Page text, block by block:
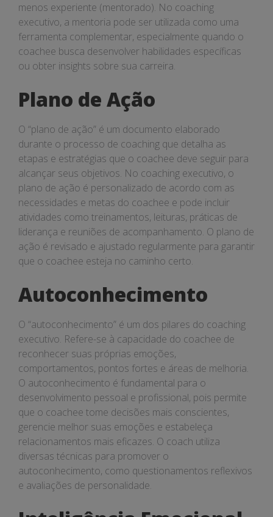
menos experiente (mentorado). No coaching
executivo, a mentoria pode ser utilizada como uma
ferramenta complementar, especialmente quando o
coachee busca desenvolver habilidades específicas
ou obter insights sobre sua carreira.
Plano de Ação
O “plano de ação” é um documento elaborado
durante o processo de coaching que detalha as
etapas e estratégias que o coachee deve seguir para
alcançar seus objetivos. No coaching executivo, o
plano de ação é personalizado de acordo com as
necessidades e metas do coachee e pode incluir
atividades como treinamentos, leituras, práticas de
liderança e reuniões de acompanhamento. O plano de
ação é revisado e ajustado regularmente para garantir
que o coachee esteja no caminho certo.
Autoconhecimento
O “autoconhecimento” é um dos pilares do coaching
executivo. Refere-se à capacidade do coachee de
reconhecer suas próprias emoções,
comportamentos, pontos fortes e áreas de melhoria.
O autoconhecimento é fundamental para o
desenvolvimento pessoal e profissional, pois permite
que o coachee tome decisões mais conscientes,
gerencie melhor suas emoções e estabeleça
relacionamentos mais eficazes. O coach utiliza
diversas técnicas para promover o
autoconhecimento, como questionamentos reflexivos
e avaliações de personalidade.